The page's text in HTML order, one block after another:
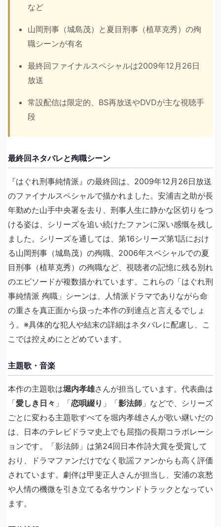
など
山岡刑事（城島茂）と夏目刑事（植草克秀）の殉
職シーンが有名
最終回ファイナルスペシャルは2009年12月26日
放送
常設配信は限定的、BS再放送やDVDが主な視聴手
段
最終回ネタバレと殉職シーン
『はぐれ刑事純情派』の最終回は、2009年12月26日放送
のファイナルスペシャルで描かれました。安浦吉之助が長
年勤めた山手中央署を去り、刑事人生に静かな区切りをつ
ける姿は、シリーズを追い続けたファンに深い感慨を残し
ました。シリーズを通しては、第16シリーズ第1話におけ
る山岡刑事（城島茂）の殉職、2006年スペシャルでの夏
目刑事（植草克秀）の殉職など、視聴者の記憶に残る別れ
のエピソードが複数描かれています。これらの「はぐれ刑
事純情派 殉職」シーンは、人情派ドラマでありながら命
の重さを真正面から扱った本作の到達点と言えるでしょ
う。※具体的な犯人や結末の詳細はネタバレに配慮し、こ
こでは控えめにとどめています。
主題歌・音楽
本作の主題歌は堀内孝雄さんが担当しています。代表曲は
「愛しき日々 」「恋唄綴り 」「影法師 」などで、シリーズ
ごとに変わる主題歌すべてを堀内孝雄さんが歌い継いだの
は、日本のテレビドラマ史上でも屈指の長期コラボレーシ
ョンです。「影法師」は第24回日本作詩大賞を受賞して
おり、ドラマファンだけでなく歌謡ファンからも高く評価
されています。劇伴は甲斐正人さんが担当し、安浦の哀愁
や人情の機微を引き立てる名サウンドトラックとなってい
ます。